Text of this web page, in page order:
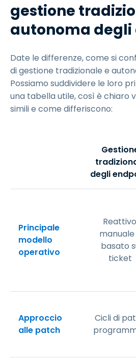
gestione
autonoma degli
Date le differenze, come si
di gestione tradizionale e
Possiamo suddividere le loro
una tabella utile, così è chiaro
simili e come differiscono:
degli
Principale
modello
operativo
manuale
basato
ticket
Approccio
alle patch
Cicli di